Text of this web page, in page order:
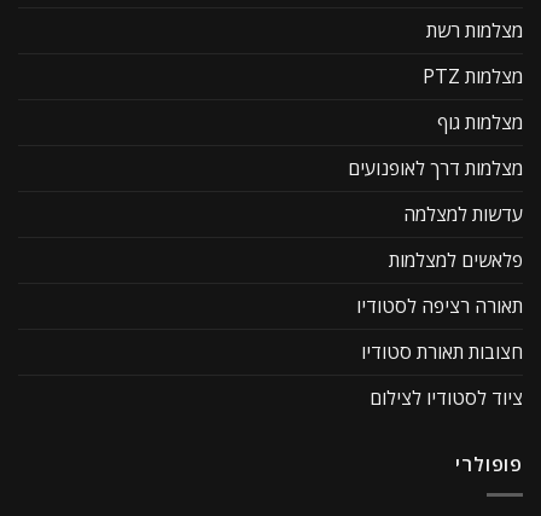
מצלמות רשת
מצלמות PTZ
מצלמות גוף
מצלמות דרך לאופנועים
עדשות למצלמה
פלאשים למצלמות
תאורה רציפה לסטודיו
חצובות תאורת סטודיו
ציוד לסטודיו לצילום
פופולרי